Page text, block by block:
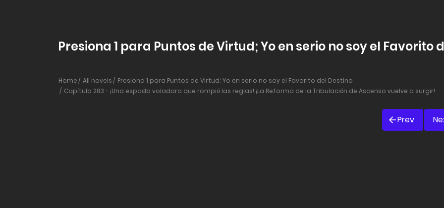
Presiona 1 para Puntos de Virtud; Yo en serio no soy el Favorito
Home All novels
Presiona 1 para Puntos de Virtud; Yo en serio no soy el Favorito del Destino
Capítulo 283 - ¡Una espada voladora que rompió las reglas! ¡La Reforma de la Tribulación de Ascenso vuelve a surgir!
Prev